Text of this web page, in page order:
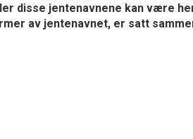
disse jentenavnene kan være
av jentenavnet, er satt